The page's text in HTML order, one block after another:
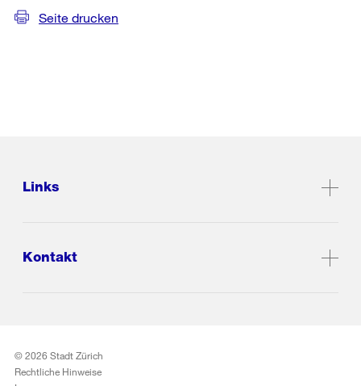
Seite drucken
Links
Kontakt
© 2026 Stadt Zürich
Rechtliche Hinweise